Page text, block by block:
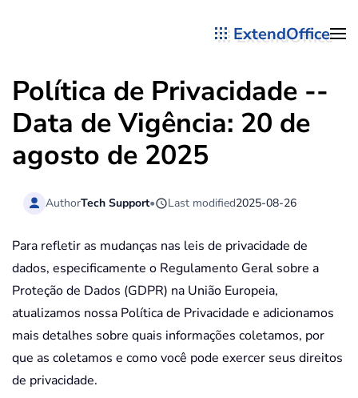
ExtendOffice
Política de Privacidade --
Data de Vigência: 20 de
agosto de 2025
AuthorTech Support• Last modified2025-08-26
Para refletir as mudanças nas leis de privacidade de
dados, especificamente o Regulamento Geral sobre a
Proteção de Dados (GDPR) na União Europeia,
atualizamos nossa Política de Privacidade e adicionamos
mais detalhes sobre quais informações coletamos, por
que as coletamos e como você pode exercer seus direitos
de privacidade.